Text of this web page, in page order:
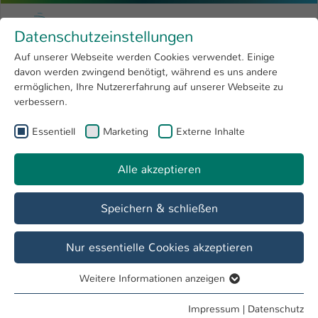
Menu
Forschung 4
Open submenu
Hochschule
International
Zum Hauptinhalt springen
Hochschule Kaiserslautern
Sie sind hier: Lehrpreis der Hochschule
Lehrpreis der Hochschule
Lehrpreis 2018 Lehrpreis 2019
Abstimmung zum Lehrpreis 2019
Auch im Jahr 2019 wurde jeweils eine Lehrende oder ein
Lehrender aus den fünf Fachbereichen der Hochschule
Datenschutzeinstellungen
Auf unserer Webseite werden Cookies verwendet. Einige
davon werden zwingend benötigt, während es uns andere
ermöglichen, Ihre Nutzererfahrung auf unserer Webseite zu
verbessern.
Essentiell Marketing Externe Inhalte
Alle akzeptieren
Speichern & schließen
Nur essentielle Cookies akzeptieren
Essentielle Cookies werden für grundlegende Funktionen
Weitere Informationen anzeigen
Impressum | Datenschutz